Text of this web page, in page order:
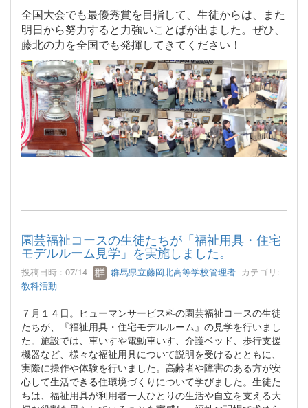
全国大会でも最優秀賞を目指して、生徒からは、また
明日から努力すると力強いことばが出ました。ぜひ、
藤北の力を全国でも発揮してきてください！
園芸福祉コースの生徒たちが「福祉用具・住宅
モデルルーム見学」を実施しました。
投稿日時 : 07/14 群馬県立藤岡北高等学校管理者 カテゴリ:
教科活動
７月１４日。ヒューマンサービス科の園芸福祉コースの生徒
たちが、『福祉用具・住宅モデルルーム』の見学を行いまし
た。施設では、車いすや電動車いす、介護ベッド、歩行支援
機器など、様々な福祉用具について説明を受けるとともに、
実際に操作や体験を行いました。高齢者や障害のある方が安
心して生活できる住環境づくりについて学びました。生徒た
ちは、福祉用具が利用者一人ひとりの生活や自立を支える大